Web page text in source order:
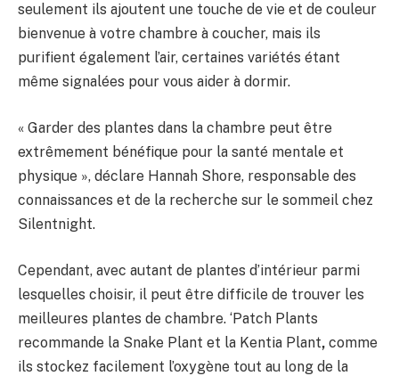
seulement ils ajoutent une touche de vie et de couleur
bienvenue à votre chambre à coucher, mais ils
purifient également l’air, certaines variétés étant
même signalées pour vous aider à dormir.
« Garder des plantes dans la chambre peut être
extrêmement bénéfique pour la santé mentale et
physique », déclare Hannah Shore, responsable des
connaissances et de la recherche sur le sommeil chez
Silentnight.
Cependant, avec autant de plantes d’intérieur parmi
lesquelles choisir, il peut être difficile de trouver les
meilleures plantes de chambre. ‘Patch Plants
recommande la Snake Plant et la Kentia Plant, comme
ils stockez facilement l’oxygène tout au long de la